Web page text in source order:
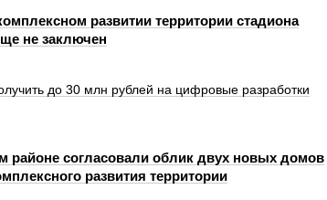
развитии территории стадиона
не заключен
до 30 млн рублей на цифровые разработки
районе согласовали облик двух новых домов
развития территории